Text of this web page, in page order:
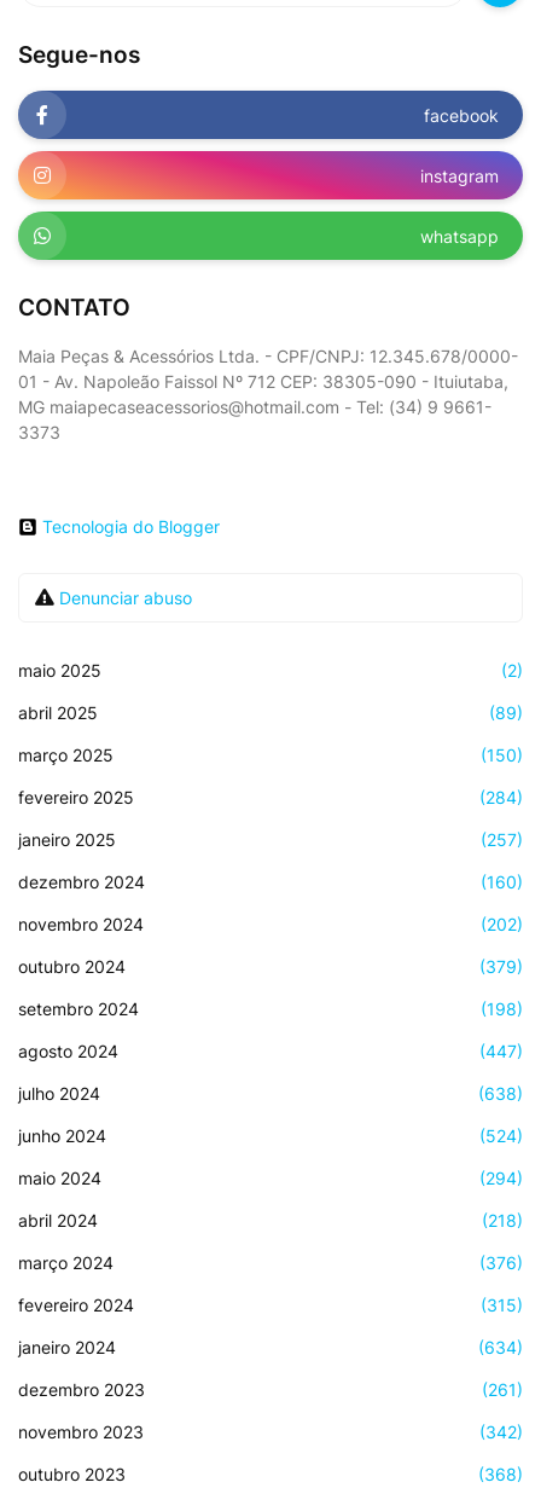
Segue-nos
facebook
instagram
whatsapp
CONTATO
Maia Peças & Acessórios Ltda. - CPF/CNPJ: 12.345.678/0000-
01 - Av. Napoleão Faissol Nº 712 CEP: 38305-090 - Ituiutaba,
MG maiapecaseacessorios@hotmail.com - Tel: (34) 9 9661-
3373
Tecnologia do Blogger
Denunciar abuso
maio 2025 (2)
abril 2025 (89)
março 2025 (150)
fevereiro 2025 (284)
janeiro 2025 (257)
dezembro 2024 (160)
novembro 2024 (202)
outubro 2024 (379)
setembro 2024 (198)
agosto 2024 (447)
julho 2024 (638)
junho 2024 (524)
maio 2024 (294)
abril 2024 (218)
março 2024 (376)
fevereiro 2024 (315)
janeiro 2024 (634)
dezembro 2023 (261)
novembro 2023 (342)
outubro 2023 (368)